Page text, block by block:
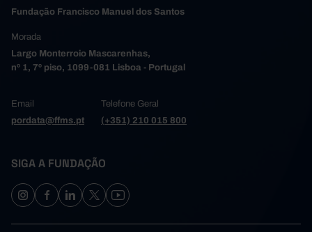
2008
11.115,0
2010
8.205,0
2011
┴ 8.241,0
8.649,0
2014
10.801,0
2016
2017
2018
11.901,0
Fundação Francisco Manuel dos Santos
Morada
Largo Monterroio Mascarenhas,
nº 1, 7º piso, 1099-081 Lisboa - Portugal
Email
pordata@ffms.pt
Telefone Geral
(+351) 210 015 800
SIGA A FUNDAÇÃO